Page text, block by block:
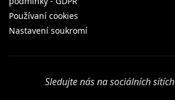
Používaní cookies
Nastavení soukromí
Sledujte nás na sociálních sítích